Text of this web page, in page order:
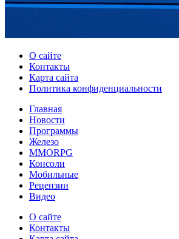
О сайте
Контакты
Карта сайта
Политика конфиденциальности
Главная
Новости
Программы
Железо
MMORPG
Консоли
Мобильные
Рецензии
Видео
О сайте
Контакты